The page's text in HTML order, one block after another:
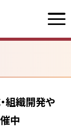
組織開発や
中